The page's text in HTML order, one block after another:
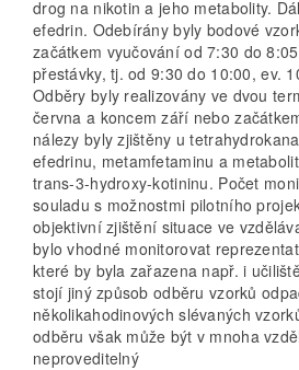
drog na nikotin a jeho metabolity.
efedrin. Odebírány byly bodové
začátkem vyučování od 7:30 do
přestávky, tj. od 9:30 do 10:00, ev.
Odběry byly realizovány ve dvou
června a koncem září nebo
nálezy byly zjištěny u
efedrinu, metamfetaminu a
trans-3-hydroxy-kotininu. Počet
souladu s možnostmi pilotního
objektivní zjištění situace ve
bylo vhodné monitorovat
které by byla zařazena např. i
stojí jiný způsob odběru vzorků
několikahodinových slévaných
odběru však může být v mnoha
neproveditelný